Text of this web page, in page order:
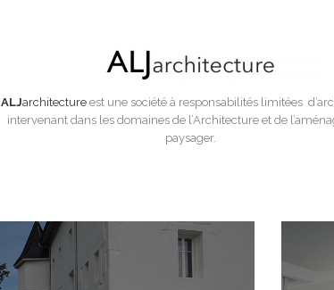
ALJarchitectureest une société à responsabilités limitées
intervenant dans les domaines de l’Architecture et de
paysager.